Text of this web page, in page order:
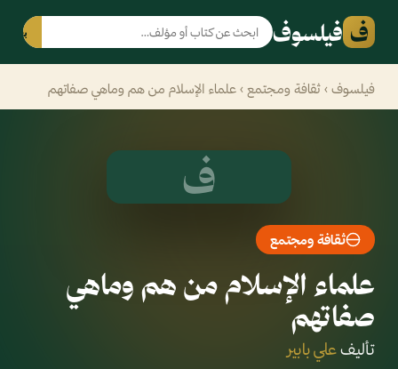
ف فيلسوف بحث
فيلسوف › ثقافة ومجتمع › علماء الإسلام من هم وماهي صفاتهم
ف
ثقافة ومجتمع
علماء الإسلام من هم وماهي
صفاتهم
تأليفعلي بابير